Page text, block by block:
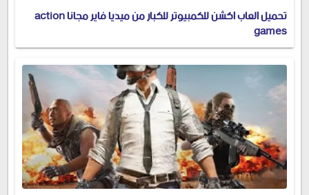
تحميل العاب اكشن للكمبيوتر للكبار من ميديا فاير مجانا action
games